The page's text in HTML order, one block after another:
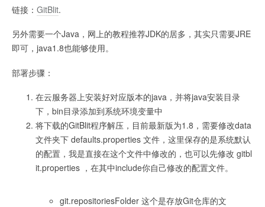
链接： GitBlit.
另外需要一个Java，网上的教程推荐JDK的居多，其实只需要JRE
即可，java1.8也能够使用。
部署步骤：
在云服务器上安装好对应版本的java，并将java安装目录
下，bin目录添加到系统环境变量中
将下载的GitBlit程序解压，目前最新版为1.8，需要修改data
文件夹下 defaults.properties 文件，这里保存的是系统默认
的配置，我是直接在这个文件中修改的，也可以先修改 gitbl
it.properties ，在其中include你自己修改的配置文件。
git.repositoriesFolder 这个是存放Git仓库的文